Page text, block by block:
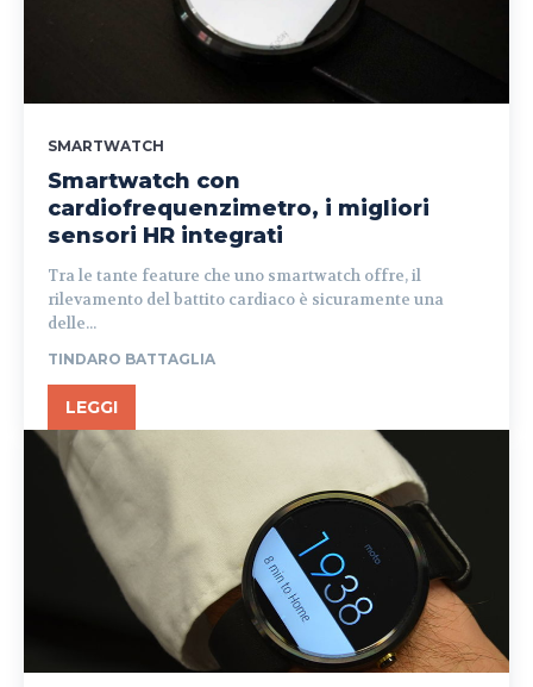
SMARTWATCH
Smartwatch con
cardiofrequenzimetro, i migliori
sensori HR integrati
Tra le tante feature che uno smartwatch offre, il
rilevamento del battito cardiaco è sicuramente una
delle...
TINDARO BATTAGLIA
LEGGI